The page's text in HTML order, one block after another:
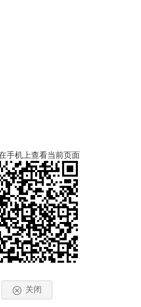
手机上查看当前页面
关闭